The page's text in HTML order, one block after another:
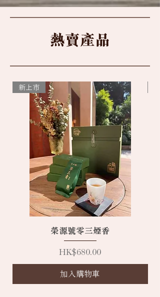
​熱賣產品
新上市
榮源號零三煙香
價格
HK$680.00
加入購物車